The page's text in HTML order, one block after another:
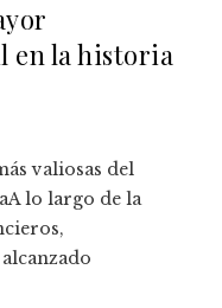
en la historia
valiosas del
lo largo de la